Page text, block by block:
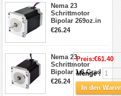
Nema 23
Schrittmotor
Bipolar 269oz.in
2,8A 57x57x76mm
23HS30-2804S
€26.24
Nema 23
Schrittmotor
Bipolar 1.8 Grad
1.9Nm 3A 3.36V 4
Drähte CNC
Schrittmotor DIY
€26.24
Preis:€61.40
Menge :
In den